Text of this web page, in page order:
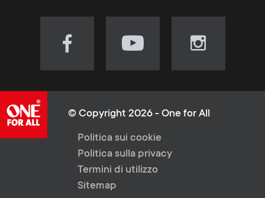
Visit
(opens
new
tab)
Visit
(opens
new
tab)
Visit
(opens
© Copyright 2026 - One for All
L
e
Politica sui cookie
Politica sulla privacy
Termini di utilizzo
Sitemap